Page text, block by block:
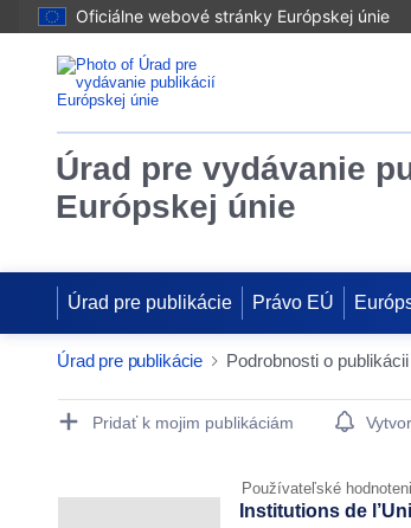
Oficiálne webové stránky Európskej únie
Úrad pre vydávanie
Európskej únie
Úrad pre publikácie Právo EÚ
Úrad pre publikácie Podrobnosti o publikácii
Publication Detail Actions
Pridať k mojim publikáciám
Používateľské
Institutions de